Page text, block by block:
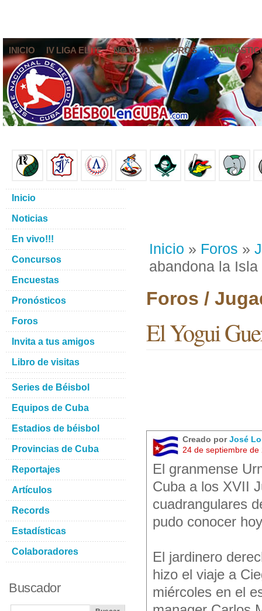
INICIO IV LIGA ELITE NOTICIAS FOROS
Inicio » Foros »
abandona la Isla
Foros /
El Yogui
Creado porJosé
24 de septiembre
El granmense
Cuba a los XVII
cuadrangulares
pudo conocer
El jardinero
hizo el viaje a
miércoles en el
Inicio
Noticias
En vivo!!!
Concursos
Encuestas
Pronósticos
Foros
Invita a tus amigos
Libro de visitas
Series de Béisbol
Equipos de Cuba
Estadios de béisbol
Provincias de Cuba
Reportajes
Artículos
Records
Estadísticas
Colaboradores
Buscador